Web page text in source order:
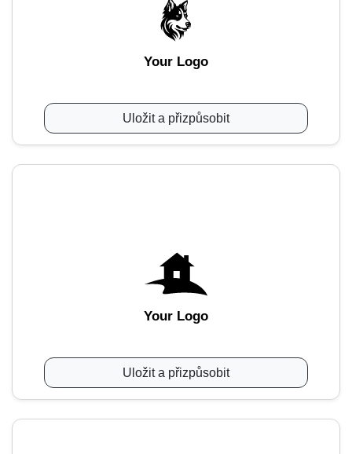
Your Logo
Uložit a přizpůsobit
Your Logo
Uložit a přizpůsobit